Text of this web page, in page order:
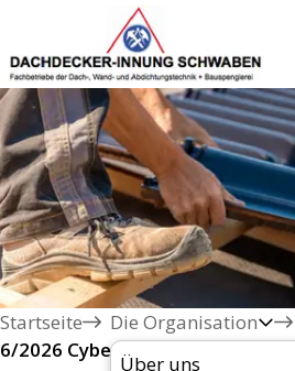
Startseite
Die Organisation
Über uns